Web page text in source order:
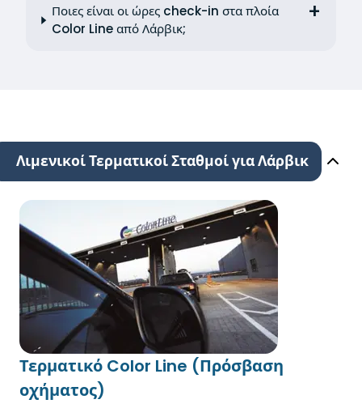
Ποιες είναι οι ώρες check-in στα πλοία
Color Line από Λάρβικ;
Λιμενικοί Τερματικοί Σταθμοί για Λάρβικ
Τερματικό Color Line (Πρόσβαση
οχήματος)